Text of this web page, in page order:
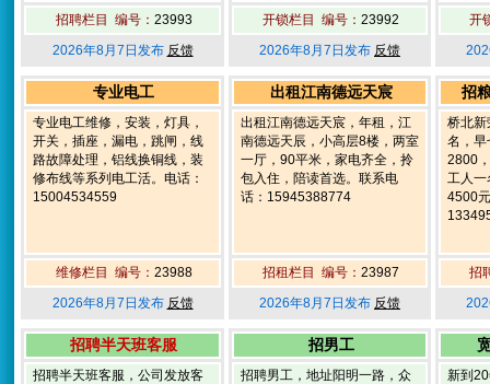
招聘栏目 编号： 23993
2026年8月7日发布 反馈
开锁栏目 编号： 23992
2026年8月7日发布 反馈
开
专业电工
专业电工维修，安装，灯具，
开关，插座，漏电，跳闸，线
路故障处理，铝线换铜线，装
修布线等系列电工活。电话：
15004534559
维修栏目 编号： 23988
2026年8月7日发布 反馈
出租江南德远天宸
出租江南德远天宸，年租，江
南德远天辰，小高层8楼，两室
一厅，90平米，家电齐全，拎
包入住，陪读首选。联系电
话：15945388774
招租栏目 编号： 23987
2026年8月7日发布 反馈
招
桥北新
名，早
2800
工人一
4500
招
招聘半天班客服
招聘半天班客服，公司发放客
招男工
招聘男工，地址阳明一路，众
新到